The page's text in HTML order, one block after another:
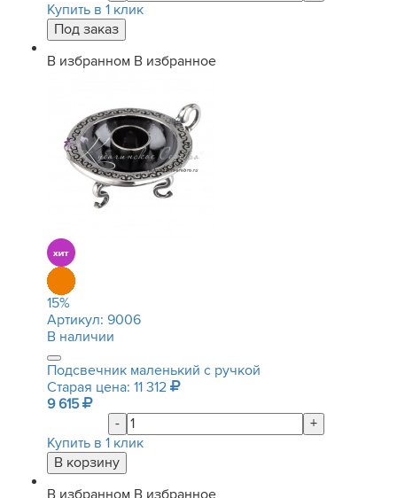
Купить в 1 клик
В избранном В избранное
15%
Артикул: 9006
В наличии
Подсвечник маленький с ручкой
Старая цена: 11 312
9 615
-
+
Купить в 1 клик
В избранном В избранное